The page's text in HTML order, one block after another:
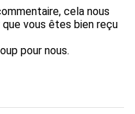
cela nous
vous êtes bien reçu
pour nous.